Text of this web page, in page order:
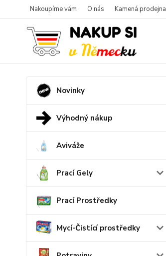
Nakoupíme vám O nás Kamená prodejna
Novinky
Výhodný nákup
Aviváže
Prací Gely
Prací Prostředky
Mycí-Čistící prostředky